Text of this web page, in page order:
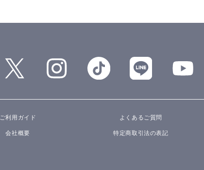
ご利用ガイド よくあるご質問
会社概要
特定商取引法の表記